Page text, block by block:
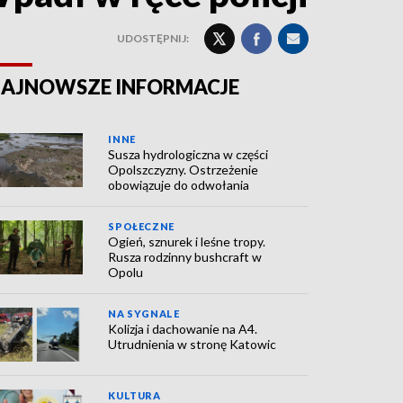
UDOSTĘPNIJ:
INFORMACJE
INNE
Susza hydrologiczna w części
Opolszczyzny. Ostrzeżenie
obowiązuje do odwołania
SPOŁECZNE
Ogień, sznurek i leśne tropy.
Rusza rodzinny bushcraft w
Opolu
NA SYGNALE
Kolizja i dachowanie na A4.
Utrudnienia w stronę Katowic
KULTURA